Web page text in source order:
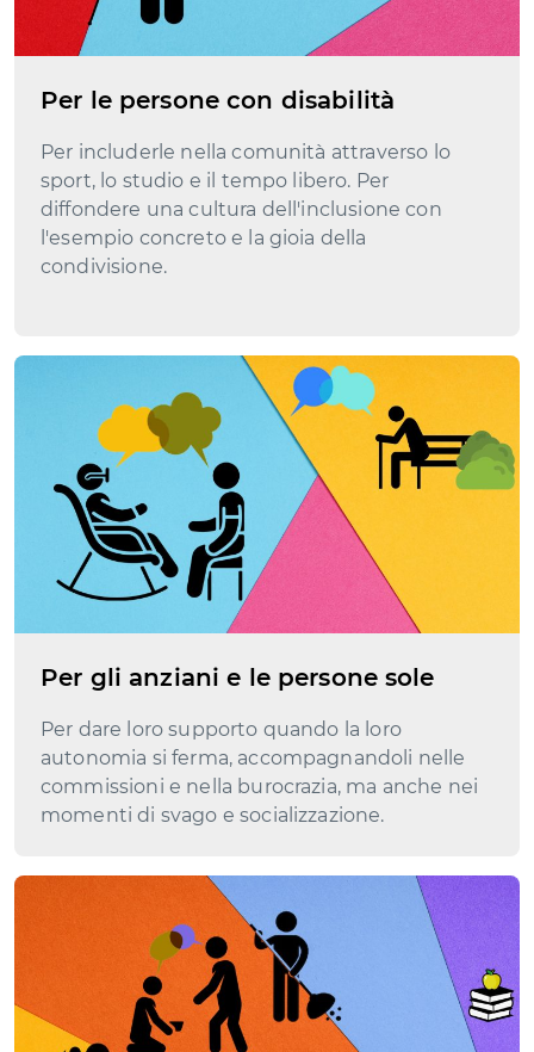
Per le persone con disabilità
Per includerle nella comunità attraverso lo
sport, lo studio e il tempo libero. Per
diffondere una cultura dell'inclusione con
l'esempio concreto e la gioia della
condivisione.
Per gli anziani e le persone sole
Per dare loro supporto quando la loro
autonomia si ferma, accompagnandoli nelle
commissioni e nella burocrazia, ma anche nei
momenti di svago e socializzazione.